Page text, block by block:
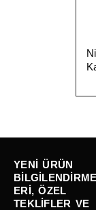
YENI ÜRÜN
ERI, ÖZEL
TEKLIFLER VE